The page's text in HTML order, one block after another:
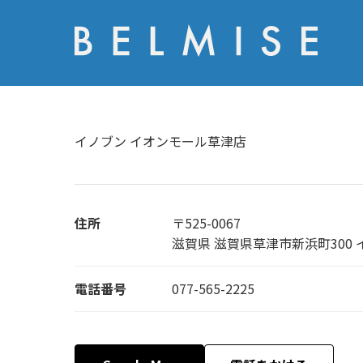
イノブン イオンモール草津店
住所
〒525-0067
滋賀県 滋賀県草津市新浜町300
電話番号 077-565-2225